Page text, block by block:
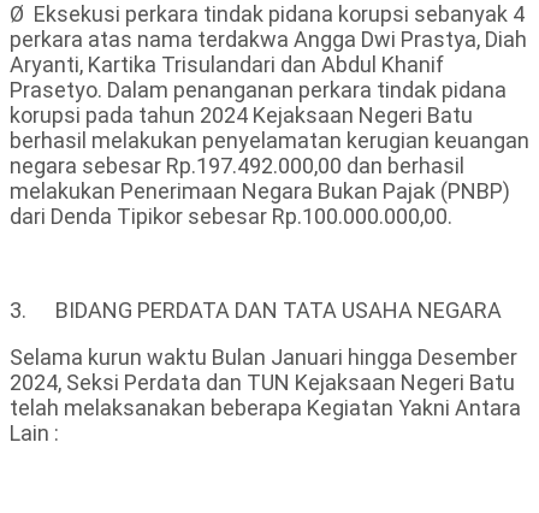
Ø Eksekusi perkara tindak pidana korupsi sebanyak 4
perkara atas nama terdakwa Angga Dwi Prastya, Diah
Aryanti, Kartika Trisulandari dan Abdul Khanif
Prasetyo. Dalam penanganan perkara tindak pidana
korupsi pada tahun 2024 Kejaksaan Negeri Batu
berhasil melakukan penyelamatan kerugian keuangan
negara sebesar Rp.197.492.000,00 dan berhasil
melakukan Penerimaan Negara Bukan Pajak (PNBP)
dari Denda Tipikor sebesar Rp.100.000.000,00.
3. BIDANG PERDATA DAN TATA USAHA NEGARA
Selama kurun waktu Bulan Januari hingga Desember
2024, Seksi Perdata dan TUN Kejaksaan Negeri Batu
telah melaksanakan beberapa Kegiatan Yakni Antara
Lain :